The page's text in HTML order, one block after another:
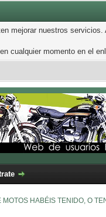
mejorar nuestros
cualquier momento en el
MOTOS HABÉIS TENIDO, O